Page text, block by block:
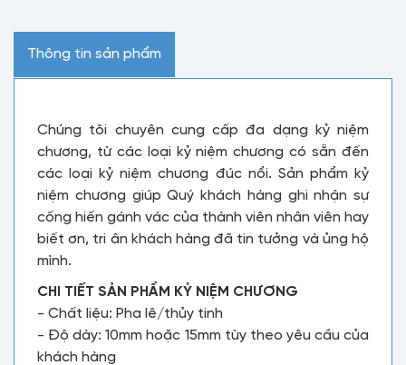
Thông tin sản phẩm
Chúng tôi chuyên cung cấp đa dạng kỷ niệm
chương, từ các loại kỷ niệm chương có sẵn đến
các loại kỷ niệm chương đúc nổi. Sản phẩm kỷ
niệm chương giúp Quý khách hàng ghi nhận sự
cống hiến gánh vác của thành viên nhân viên hay
biết ơn, tri ân khách hàng đã tin tưởng và ủng hộ
mình.
CHI TIẾT SẢN PHẨM KỶ NIỆM CHƯƠNG
- Chất liệu: Pha lê/thủy tinh
- Độ dày: 10mm hoặc 15mm tùy theo yêu cầu của
khách hàng